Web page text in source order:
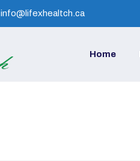
info@lifexhealtch.ca
Home